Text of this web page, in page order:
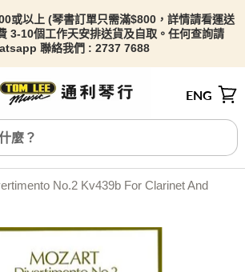
或以上 (琴書訂單只需滿$800，詳情請看運送
3-10個工作天安排送貨及自取。任何查詢請
聯絡我們 : 2737 7688
ENG
No.2 Kv439b For Clarinet And